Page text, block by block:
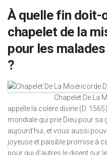
À quelle fin doit-
chapelet de la
pour les
?
Chapelet De La
appelle la colère divine (D.
mondiale qui prie Dieu pour
aujourd’hui, et vous aussi
joyeuse et paisible promise à
pour qui d’autres le disent sur